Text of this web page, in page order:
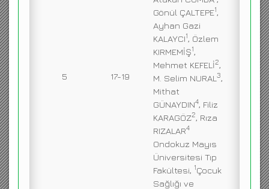
5 17-19
Gönül ÇALTEPE1,
Ayhan Gazi
KALAYCI1, Özlem
KIRMEMİŞ1,
Mehmet KEFELİ2,
M. Selim NURAL 3,
Mithat
GÜNAYDIN4, Filiz
KARAGÖZ2, Rıza
RIZALAR4
Ondokuz Mayıs
Üniversitesi Tıp
Fakültesi, 1Çocuk
Sağlığı ve